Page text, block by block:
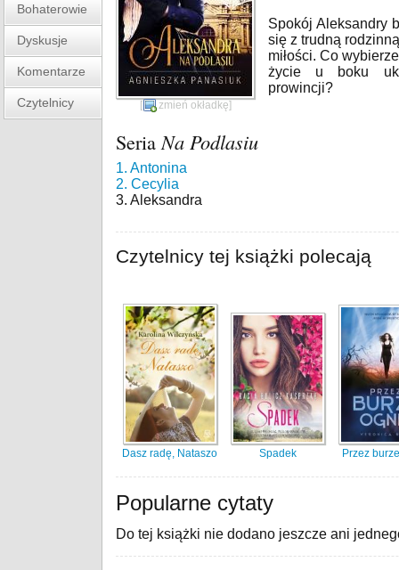
Bohaterowie
Dyskusje
Komentarze
Czytelnicy [ zmień okładkę]
Spokój Aleksandry
się z trudną
miłości. Co
życie u boku
prowincji?
SeriaNa Podlasiu
1. Antonina
2. Cecylia
3. Aleksandra
Czytelnicy tej książki polecają
Dasz radę, Nataszo Spadek Przez
Popularne cytaty
Do tej książki nie dodano jeszcze ani